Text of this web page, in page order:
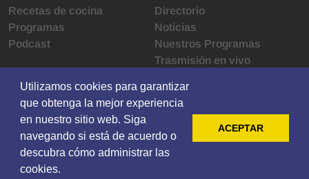
Recetas de cocina
Programas
Podcast
Directorio
Noticias
Nuestros Programas
Trasmisión en vivo
Derechos de las audiencias
Código de ética
Redes sociales
© 2021 Televisoras Grupo Pacífico ·
Utilizamos cookies para garantizar
que obtenga la mejor experiencia
en nuestro sitio web. Siga
navegando si está de acuerdo o
descubra cómo administrar las
cookies.
ACEPTAR
Utilizamos cookies para garantizar
que obtenga la mejor experiencia
en nuestro sitio web. Siga
navegando si está de acuerdo o
descubra cómo administrar las
cookies.
ACEPTAR